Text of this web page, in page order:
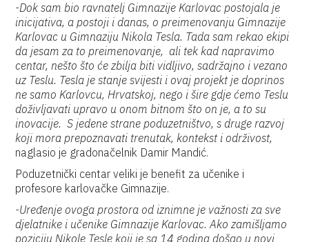
-Dok sam bio ravnatelj Gimnazije Karlovac postojala je
inicijativa, a postoji i danas, o preimenovanju Gimnazije
Karlovac u Gimnaziju Nikola Tesla. Tada sam rekao ekipi
da jesam za to preimenovanje, ali tek kad napravimo
centar, nešto što će zbilja biti vidljivo, sadržajno i vezano
uz Teslu. Tesla je stanje svijesti i ovaj projekt je doprinos
ne samo Karlovcu, Hrvatskoj, nego i šire gdje ćemo Teslu
doživljavati upravo u onom bitnom što on je, a to su
inovacije. S jedene strane poduzetništvo, s druge razvoj
koji mora prepoznavati trenutak, kontekst i održivost,
naglasio je gradonačelnik Damir Mandić.
Poduzetnički centar veliki je benefit za učenike i
profesore karlovačke Gimnazije.
-Uređenje ovoga prostora od iznimne je važnosti za sve
djelatnike i učenike Gimnazije Karlovac. Ako zamišljamo
poziciju Nikole Tesle koji je sa 14 godina došao u novi